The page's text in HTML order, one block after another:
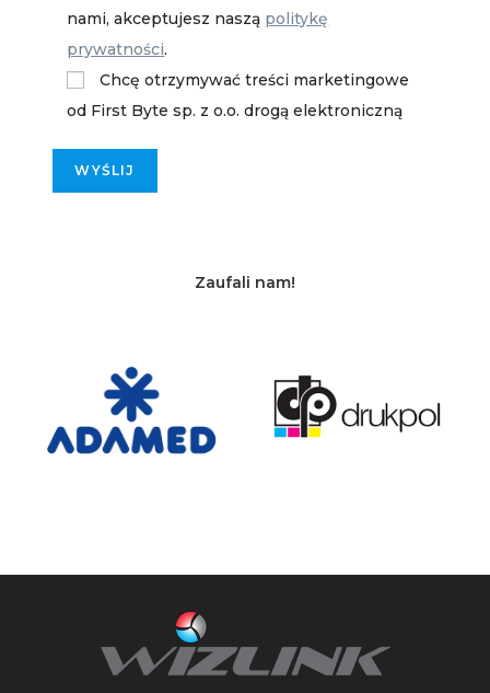
nami, akceptujesz naszą politykę
prywatności.
Chcę otrzymywać treści marketingowe
od First Byte sp. z o.o. drogą elektroniczną
Zaufali nam!